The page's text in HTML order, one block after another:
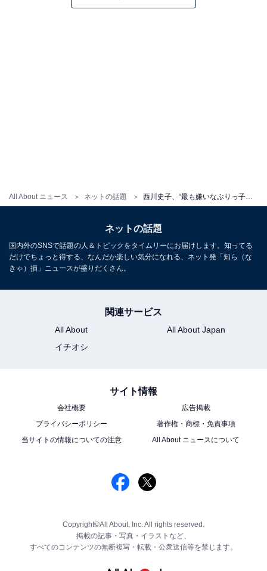
All About ニュース ネットの話題
ネットの話題
国内外のSNSで話題の人＆トピックをタイムリーにお届けします。知ってる
だけでちょっと得する、なんだか楽しい気分になれる、ネット発「知ら（な
きゃ）損」ニュースが盛りだくさん。
関連サービス
All About
All About Japan
イチオシ
サイト情報
会社概要
広告掲載
プライバシーポリシー
著作権・商標・免責事項
当サイトの情報についての注意
All About ニュースについて
Copyright©All About, Inc. All rights reserved.
掲載の記事・写真・イラストなど、
すべてのコンテンツの無断複写・転載・公衆送信等を禁じます。